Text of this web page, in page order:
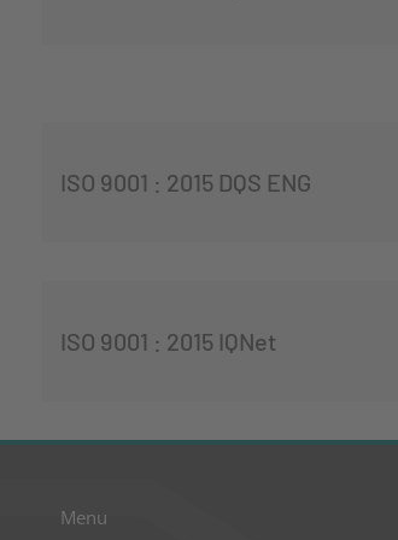
ISO 9001 : 2015 DQS ENG
ISO 9001 : 2015 IQNet
Menu